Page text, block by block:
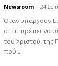
Newsroom - 24
Όταν υπάρχουν
σπίτι πρέπει να
του Χριστού, της
πού...